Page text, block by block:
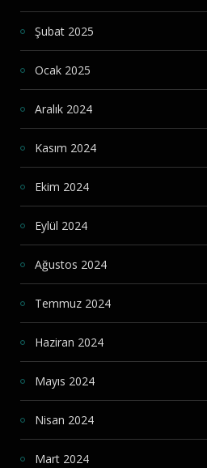
Şubat 2025
Ocak 2025
Aralık 2024
Kasım 2024
Ekim 2024
Eylül 2024
Ağustos 2024
Temmuz 2024
Haziran 2024
Mayıs 2024
Nisan 2024
Mart 2024